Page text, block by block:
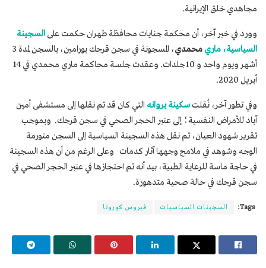
مجاهدي خلق الإيرانية.
وورد في خبر آخر، أن محكمة جنايات محافظة طهران حكمت على السجينة
السياسية، ماري محمدي
، المسجونة في سجن قرجك بورامين، بالسجن لمدة 3
أشهر ويوم واحد و 10جلدات. وعقدت جلسة محاكمة ماري محمدي في 14
أبريل 2020.
وفي تطور آخر، نُقلت سكينة بروانه التي كان قد تم نقلها إلى مستشفى أمين
آباد للأمراض النفسية؛ إلى عنبر الحجر الصحي في سجن قرجك. وبموجب
تقرير شهود العيان، تم نقل هذه السجينة السياسية إلى السجن متورمة
الوجه وشوهد في ملامح وجهها آثار كدمات وعلى الرغم من أن هذه السجينة
في حاجة ماسة للرعاية الطبية، بيد أنه تم احتجازها في عنبر الحجر الصحي في
سجن قرجك في حالة صحية متدهورة.
Tags: السجينات السياسيات فيروس كورونا